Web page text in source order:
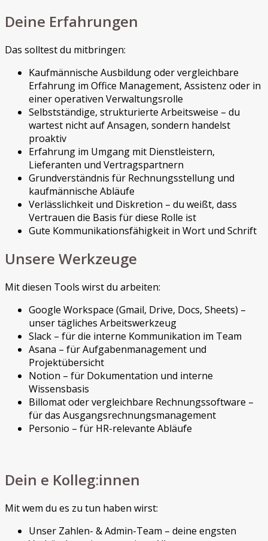
Deine Erfahrungen
Das solltest du mitbringen:
Kaufmännische Ausbildung oder vergleichbare
Erfahrung im Office Management, Assistenz oder in
einer operativen Verwaltungsrolle
Selbstständige, strukturierte Arbeitsweise – du
wartest nicht auf Ansagen, sondern handelst
proaktiv
Erfahrung im Umgang mit Dienstleistern,
Lieferanten und Vertragspartnern
Grundverständnis für Rechnungsstellung und
kaufmännische Abläufe
Verlässlichkeit und Diskretion – du weißt, dass
Vertrauen die Basis für diese Rolle ist
Gute Kommunikationsfähigkeit in Wort und Schrift
Unsere Werkzeuge
Mit diesen Tools wirst du arbeiten:
Google Workspace (Gmail, Drive, Docs, Sheets) –
unser tägliches Arbeitswerkzeug
Slack – für die interne Kommunikation im Team
Asana – für Aufgabenmanagement und
Projektübersicht
Notion – für Dokumentation und interne
Wissensbasis
Billomat oder vergleichbare Rechnungssoftware –
für das Ausgangsrechnungsmanagement
Personio – für HR-relevante Abläufe
Dein e Kolleg:innen
Mit wem du es zu tun haben wirst:
Unser Zahlen- & Admin-Team – deine engsten